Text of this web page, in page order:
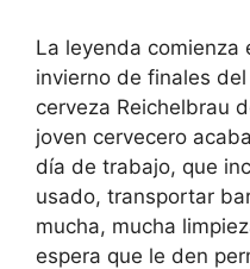
La leyenda comienza
invierno de finales
cerveza Reichelbrau
joven cervecero
día de trabajo, que
usado, transportar
mucha, mucha
espera que le den